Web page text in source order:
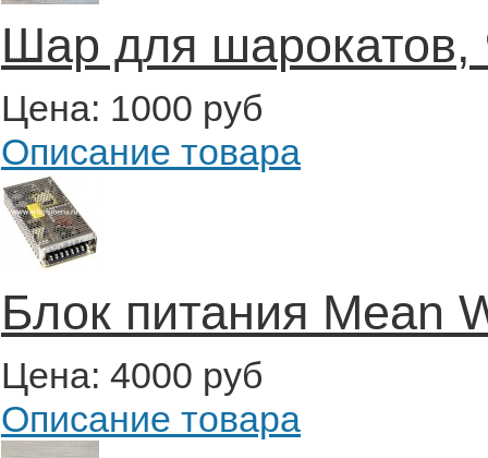
Шар для шарокатов,
Цена: 1000 руб
Описание товара
Блок питания Mean
Цена: 4000 руб
Описание товара